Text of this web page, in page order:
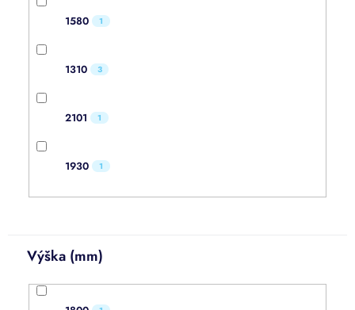
1580 1
1310 3
2101 1
1930 1
Výška (mm)